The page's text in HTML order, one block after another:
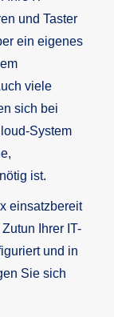
und Taster
ein eigenes
viele
sich bei
System
ist.
einsatzbereit
Ihrer IT-
und in
Sie sich